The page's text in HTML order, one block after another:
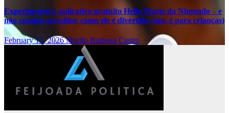
Experimentei o aplicativo gratuito Hello Mario da Nintendo – e
não consigo acreditar como ele é divertido (sim, é para crianças)
February 13, 2026Murilo Barbosa Castro